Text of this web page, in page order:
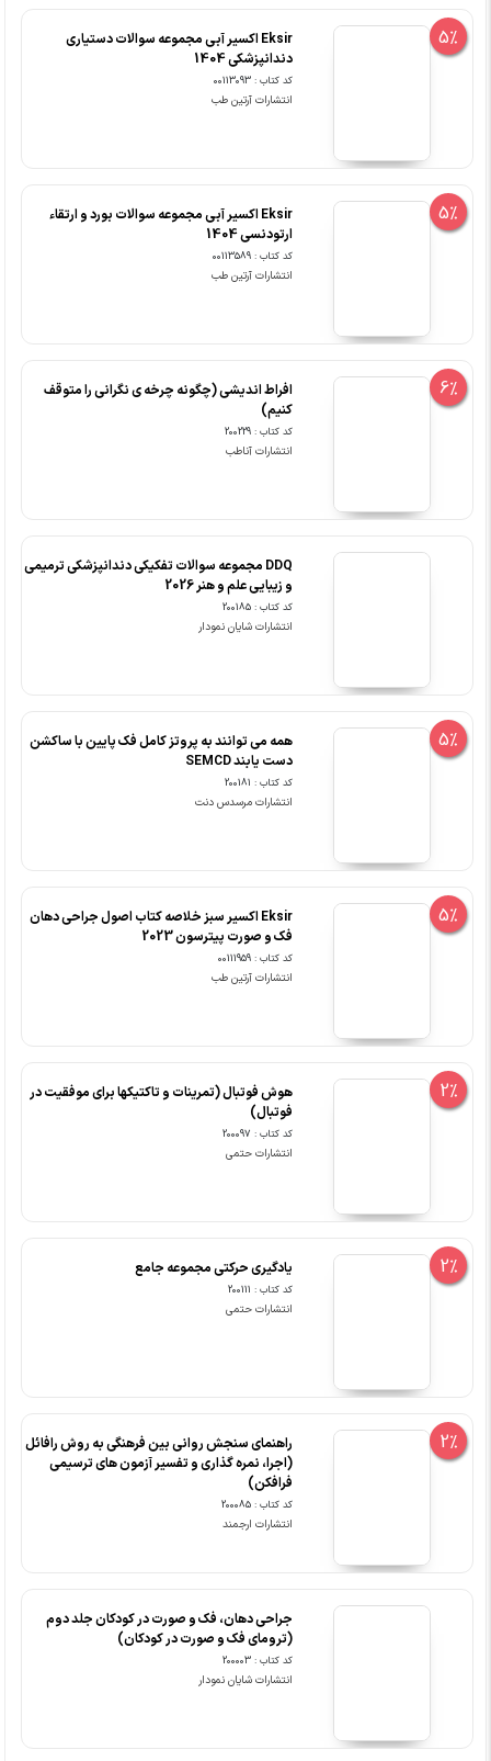
5%
Eksir اکسیر آبی مجموعه سوالات دستیاری
دندانپزشکی 1404
کد کتاب : 00113093
انتشارات آرتین طب
5%
Eksir اکسیر آبی مجموعه سوالات بورد و ارتقاء
ارتودنسی 1404
کد کتاب : 00113589
انتشارات آرتین طب
6%
افراط اندیشی (چگونه چرخه ی نگرانی را متوقف
کنیم)
کد کتاب : 200229
انتشارات آناطب
DDQ مجموعه سوالات تفکیکی دندانپزشکی ترمیمی
و زیبایی علم و هنر 2026
کد کتاب : 200185
انتشارات شایان نمودار
5%
همه می توانند به پروتز کامل فک پایین با ساکشن
دست یابند SEMCD
کد کتاب : 200181
انتشارات مرسدس دنت
5%
Eksir اکسیر سبز خلاصه کتاب اصول جراحی دهان
فک و صورت پیترسون 2023
کد کتاب : 00111959
انتشارات آرتین طب
2%
هوش فوتبال (تمرینات و تاکتیک‏ها برای موفقیت در
فوتبال)
کد کتاب : 200097
انتشارات حتمی
2% یادگیری حرکتی مجموعه جامع
کد کتاب : 200111
انتشارات حتمی
2%
راهنمای سنجش روانی بین فرهنگی به روش رافائل
(اجرا، نمره گذاری و تفسیر آزمون های ترسیمی
فرافکن)
کد کتاب : 200085
انتشارات ارجمند
جراحی دهان، فک و صورت در کودکان جلد دوم
(ترومای فک و صورت در کودکان)
کد کتاب : 200003
انتشارات شایان نمودار